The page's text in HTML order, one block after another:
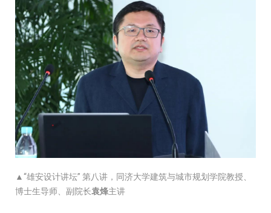
▲“雄安设计讲坛” 第八讲，同济大学建筑与城市规划学院教授、
博士生导师、副院长袁烽主讲